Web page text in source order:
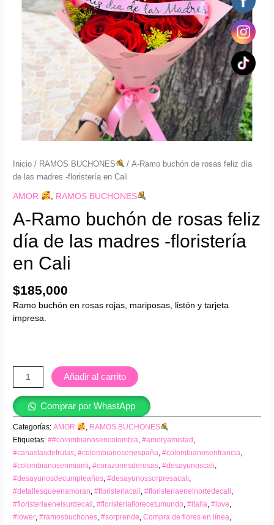
Inicio / RAMOS BUCHONES
/ A-Ramo buchón de rosas feliz día
de las madres -floristería en Cali
AMOR , RAMOS BUCHONES
A-Ramo buchón de rosas feliz
día de las madres -floristería
en Cali
$185,000
Ramo buchón en rosas rojas, mariposas, listón y tarjeta
impresa.
madres
floristería
Cali
cantidad
Añadir al carrito
Comprar por WhastApp
Categorías:AMOR , RAMOS BUCHONES
Etiquetas:##colombianosencolombia,#amoryamistad ,
#canastasdefrutas,#colombianosenespaña,#colombianosenfrancia,
#colombianosenmiami,#corazonesderosas,#desayunoscali,
#desayunosdecumpleaños,#desayunossorpresacali,
#detallesqueenamoran,#floristeriacali,#floristeriaenelnortedecali,
#floristeriaenelsurdecali,#floristeriaflorecetumundo,#italia,#love,
#lower,#ramosbuchones,#sorprende,Compra de flores en línea,